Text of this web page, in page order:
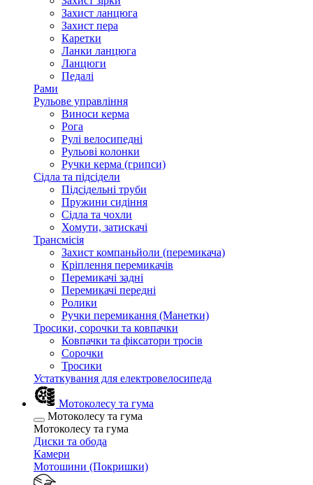
Захист ланцюга
Захист пера
Каретки
Ланки ланцюга
Ланцюги
Педалі
Рами
Рульове управління
Виноси керма
Рога
Рулі велосипедні
Рульові колонки
Ручки керма (грипси)
Сідла та підсідели
Підсідельні труби
Пружини сидіння
Сідла та чохли
Хомути, затискачі
Трансмісія
Захист компаньйоли (перемикача)
Кріплення перемикачів
Перемикачі задні
Перемикачі передні
Ролики
Ручки перемикання (Манетки)
Тросики, сорочки та ковпачки
Ковпачки та фіксатори тросів
Сорочки
Тросики
Устаткування для електровелосипеда
Мотоколесу та гума
Мотоколесу та гума
Мотоколесу та гума
Диски та обода
Камери
Мотошини (Покришки)